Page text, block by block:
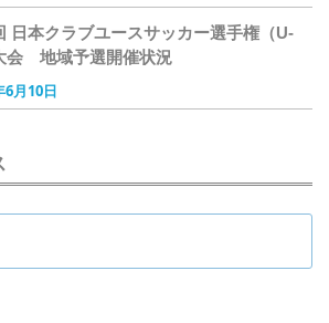
日本クラブユースサッカー選手権（U-
会 地域予選開催状況
6月10日